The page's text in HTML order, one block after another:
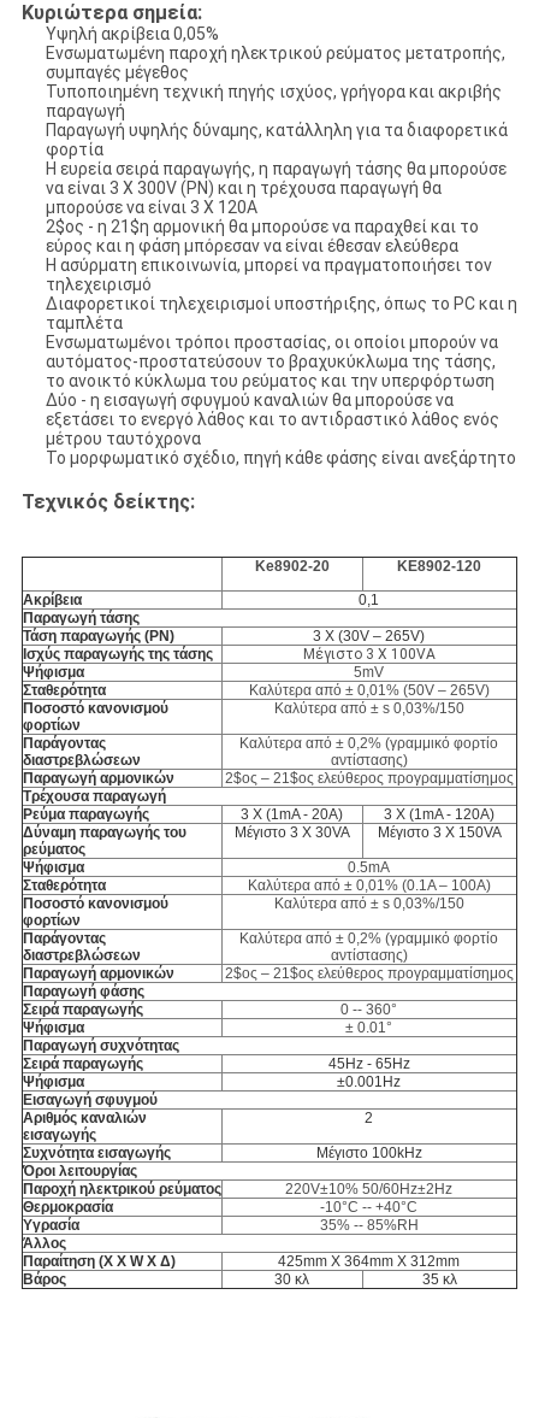
Κυριώτερα σημεία:
Υψηλή ακρίβεια 0,05%
Ενσωματωμένη παροχή ηλεκτρικού ρεύματος μετατροπής,
συμπαγές μέγεθος
Τυποποιημένη τεχνική πηγής ισχύος, γρήγορα και ακριβής
παραγωγή
Παραγωγή υψηλής δύναμης, κατάλληλη για τα διαφορετικά
φορτία
Η ευρεία σειρά παραγωγής, η παραγωγή τάσης θα μπορούσε
να είναι 3 Χ 300V (PN) και η τρέχουσα παραγωγή θα
μπορούσε να είναι 3 Χ 120A
2$ος - η 21$η αρμονική θα μπορούσε να παραχθεί και το
εύρος και η φάση μπόρεσαν να είναι έθεσαν ελεύθερα
Η ασύρματη επικοινωνία, μπορεί να πραγματοποιήσει τον
τηλεχειρισμό
Διαφορετικοί τηλεχειρισμοί υποστήριξης, όπως το PC και η
ταμπλέτα
Ενσωματωμένοι τρόποι προστασίας, οι οποίοι μπορούν να
αυτόματος-προστατεύσουν το βραχυκύκλωμα της τάσης,
το ανοικτό κύκλωμα του ρεύματος και την υπερφόρτωση
Δύο - η εισαγωγή σφυγμού καναλιών θα μπορούσε να
εξετάσει το ενεργό λάθος και το αντιδραστικό λάθος ενός
μέτρου ταυτόχρονα
Το μορφωματικό σχέδιο, πηγή κάθε φάσης είναι ανεξάρτητο
Τεχνικός δείκτης:
Ke8902-20
KE8902-120
Ακρίβεια
0,1
Παραγωγή τάσης
Τάση παραγωγής (PN)
3 Χ (30V – 265V)
Ισχύς παραγωγής της τάσης
Μέγιστο 3 Χ 100VA
Ψήφισμα
5mV
Σταθερότητα
Καλύτερα από ± 0,01% (50V – 265V)
Ποσοστό κανονισμού
φορτίων
Καλύτερα από ± s 0,03%/150
Παράγοντας
διαστρεβλώσεων
Καλύτερα από ± 0,2% (γραμμικό φορτίο
αντίστασης)
Παραγωγή αρμονικών
2$ος – 21$ος ελεύθερος προγραμματίσημος
Τρέχουσα παραγωγή
Ρεύμα παραγωγής
3 Χ (1mA - 20A)
3 Χ (1mA - 120A)
Δύναμη παραγωγής του
ρεύματος
Μέγιστο 3 Χ 30VA Μέγιστο 3 Χ 150VA
Ψήφισμα
0.5mA
Σταθερότητα
Καλύτερα από ± 0,01% (0.1A – 100A)
Ποσοστό κανονισμού
φορτίων
Καλύτερα από ± s 0,03%/150
Παράγοντας
διαστρεβλώσεων
Καλύτερα από ± 0,2% (γραμμικό φορτίο
αντίστασης)
Παραγωγή αρμονικών
2$ος – 21$ος ελεύθερος προγραμματίσημος
Παραγωγή φάσης
Σειρά παραγωγής
0 -- 360°
Ψήφισμα
± 0.01°
Παραγωγή συχνότητας
Σειρά παραγωγής
45Hz - 65Hz
Ψήφισμα
±0.001Hz
Εισαγωγή σφυγμού
Αριθμός καναλιών
εισαγωγής
2
Συχνότητα εισαγωγής
Μέγιστο 100kHz
Όροι λειτουργίας
Παροχή ηλεκτρικού ρεύματος
220V±10% 50/60Hz±2Hz
Θερμοκρασία
-10°C -- +40°C
Υγρασία
35% -- 85%RH
Άλλος
Παραίτηση (Χ Χ W Χ Δ)
425mm X 364mm X 312mm
Βάρος
30 κλ 35 κλ